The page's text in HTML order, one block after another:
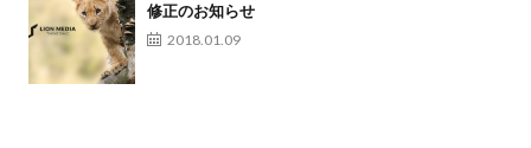
修正のお知らせ
2018.01.09